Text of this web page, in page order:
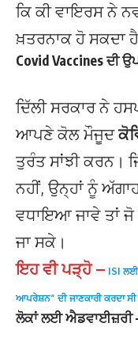
ਕਿ ਕੀ ਵਾਇਰਸ ਨੇ
ਖ਼ਤਰਨਾਕ ਹੋ ਸਕਦਾ
Covid Vaccines ਦੀ
ਦਿੱਲੀ ਸਰਕਾਰ ਨੇ
ਆਪਣੇ ਕੋਲ ਮੌਜੂਦ
ਤੁਰੰਤ ਸਾਂਝੀ ਕਰਨ।
ਨਹੀਂ, ਉਨ੍ਹਾਂ ਨੂੰ
ਵਧਾਇਆ ਜਾਵੇ ਤਾਂ ਜੋ
ਜਾ ਸਕੇ।
ਇਹ ਵੀ ਪੜ੍ਹੋ – ISI ਲਈ
ਆਪਰੇਸ਼ਨ” ਦੀ ਜਾਣਕਾਰੀ ਕਰਦਾ
ਲੋਕਾਂ ਲਈਐਡਵਾਈਜ਼ਰੀ